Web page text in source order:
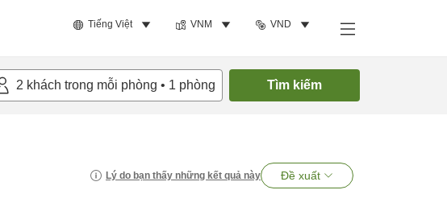
Tiếng Việt VNM VND
2 khách trong mỗi phòng • 1 phòng Tìm kiếm
Lý do bạn thấy những kết quả này Đề xuất